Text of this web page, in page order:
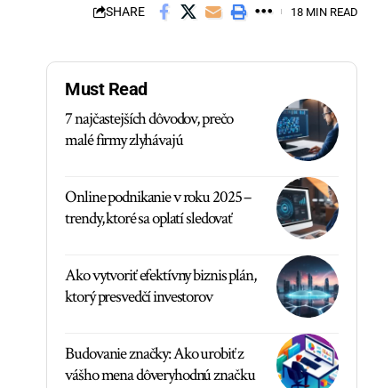
SHARE 18 MIN READ
Must Read
7 najčastejších dôvodov, prečo
malé firmy zlyhávajú
Online podnikanie v roku 2025 –
trendy, ktoré sa oplatí sledovať
Ako vytvoriť efektívny biznis plán,
ktorý presvedčí investorov
Budovanie značky: Ako urobiť z
vášho mena dôveryhodnú značku